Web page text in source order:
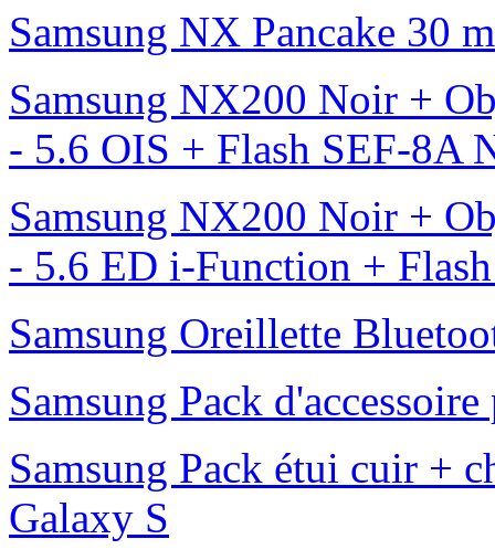
Samsung NX Pancake 30
Samsung NX200 Noir +
- 5.6 OIS + Flash SEF-8A
Samsung NX200 Noir +
- 5.6 ED i-Function +
Samsung Oreillette
Samsung Pack
Samsung Pack étui cuir +
Galaxy S